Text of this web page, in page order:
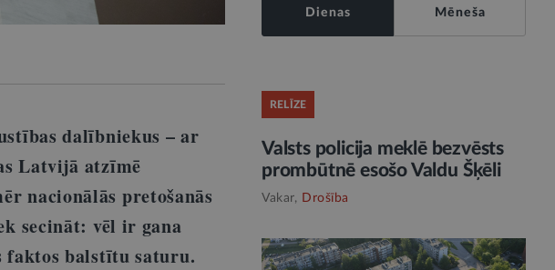
dalībniekus – ar
Latvijā atzīmē
nacionālās pretošanās
secināt: vēl ir gana
faktos balstītu saturu.
Dienas Mēneša
RELĪZE
Valsts policija meklē bezvēsts
prombūtnē esošo Valdu Šķēli
Vakar, Drošība